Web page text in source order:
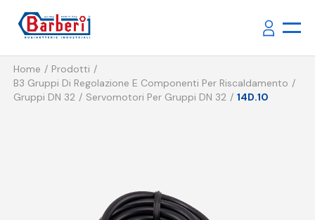
Home
Prodotti
B3 Gruppi Di Regolazione E Componenti Per Riscaldamento
Gruppi DN 32
Servomotori Per Gruppi DN 32 14D.10